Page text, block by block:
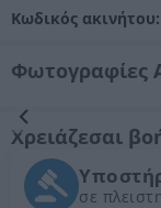
Κωδικός ακινήτου:
Φωτογραφίες
Προηγούμενη
Επόμενη
Χρειάζεσαι
σε